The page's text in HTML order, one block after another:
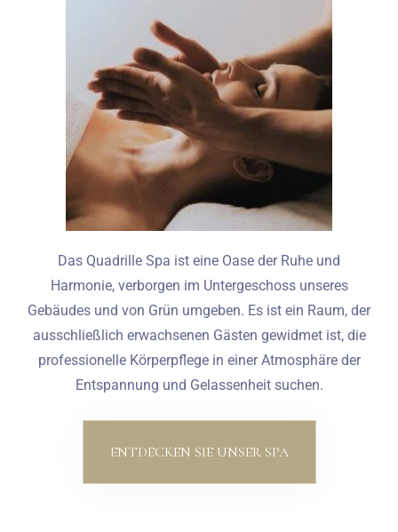
Das Quadrille Spa ist eine Oase der Ruhe und
Harmonie, verborgen im Untergeschoss unseres
Gebäudes und von Grün umgeben. Es ist ein Raum, der
ausschließlich erwachsenen Gästen gewidmet ist, die
professionelle Körperpflege in einer Atmosphäre der
Entspannung und Gelassenheit suchen.
ENTDECKEN SIE UNSER SPA